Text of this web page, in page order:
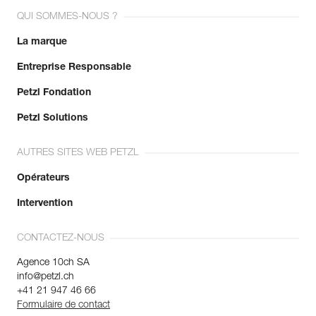
Voir l'historique d'un produit à partir de sa date de
En savoir plus
QUI SOMMES-NOUS ?
La marque
Entreprise Responsable
Petzl Fondation
Petzl Solutions
AUTRES SITES WEB PETZL
Opérateurs
Intervention
CONTACTEZ-NOUS
Agence 10ch SA
info@petzl.ch
+41 21 947 46 66
Formulaire de contact